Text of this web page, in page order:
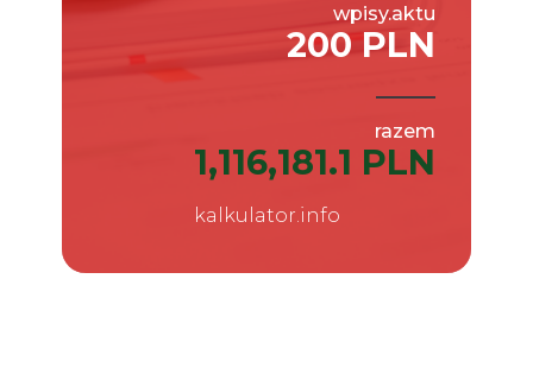
wpisy.aktu
200 PLN
razem
1,116,181.1 PLN
kalkulator.info